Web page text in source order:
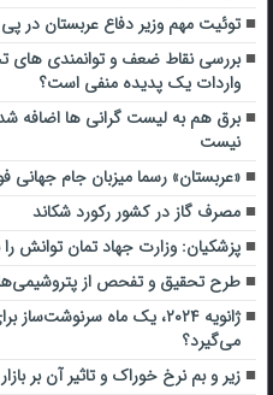
توئیت مهم وزیر دفاع عربستان در پی
بررسی نقاط ضعف و توانمندی های
واردات یک پدیده منفی است؟
برق هم به لیست گرانی ها اضافه
نیست
«عربستان» رسما میزبان جام جهانی
مصرف گاز در کشور رکورد شکاند
پزشکیان: وزارت جهاد تمان توانش را
طرح تحقیق و تفحص از پتروشیمی‌ها
می‌گیرد؟
زیر و بم نرخ خوراک و تاثیر آن بر